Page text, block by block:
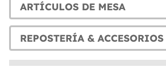
ARTÍCULOS DE MESA
REPOSTERÍA & ACCESORIOS